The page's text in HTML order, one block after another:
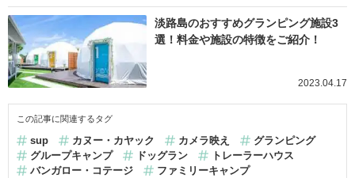
淡路島のおすすめグランピング施設3
選！料金や施設の特徴をご紹介！
2023.04.17
この記事に関連するタグ
sup カヌー・カヤック カメラ映え
グランピング
グループキャンプ
ドッグラン
トレーラーハウス
バンガロー・コテージ
ファミリーキャンプ